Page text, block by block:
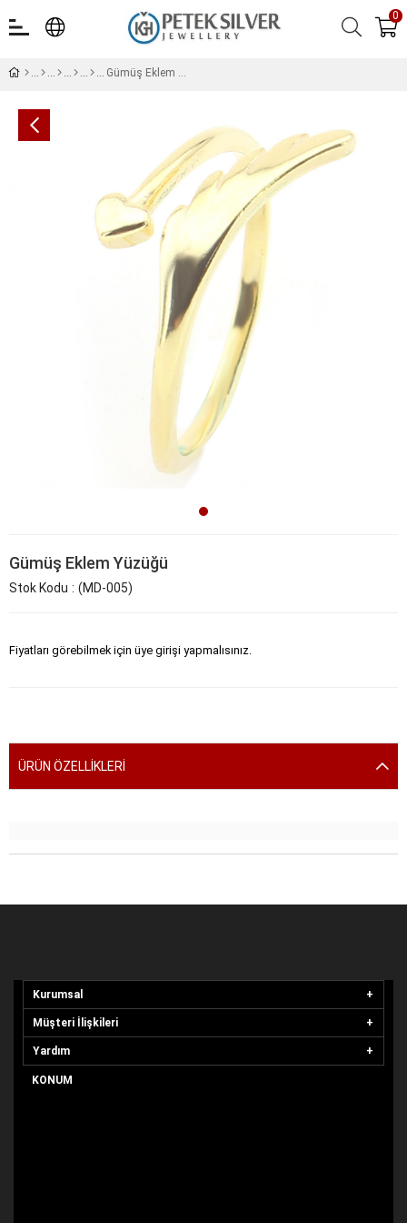
0
Gümüş Eklem Yüzüğü
Gümüş Eklem Yüzüğü
Stok Kodu (MD-005)
Fiyatları görebilmek için üye girişi yapmalısınız.
ÜRÜN ÖZELLIKLERI
Kurumsal
Müşteri İlişkileri
Yardım
KONUM